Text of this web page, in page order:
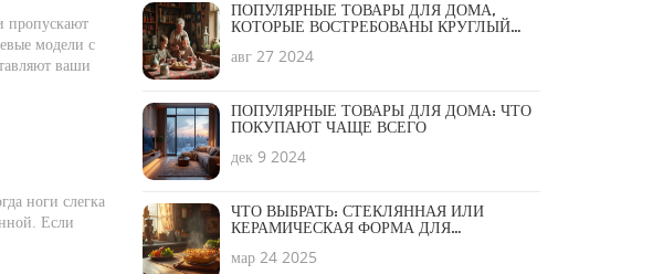
пропускают
модели с
ваши
ноги слегка
Если
ПОПУЛЯРНЫЕ ТОВАРЫ ДЛЯ ДОМА,
КОТОРЫЕ ВОСТРЕБОВАНЫ КРУГЛЫЙ
авг 27 2024
ПОПУЛЯРНЫЕ ТОВАРЫ ДЛЯ ДОМА: ЧТО
ПОКУПАЮТ ЧАЩЕ ВСЕГО
дек 9 2024
ЧТО ВЫБРАТЬ: СТЕКЛЯННАЯ ИЛИ
КЕРАМИЧЕСКАЯ ФОРМА ДЛЯ
мар 24 2025